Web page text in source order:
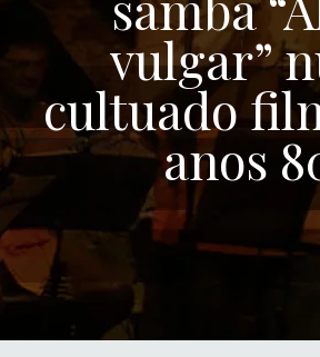
vulgar”
cultuado
anos